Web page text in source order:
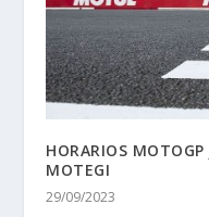
HORARIOS
MOTEGI
29/09/2023